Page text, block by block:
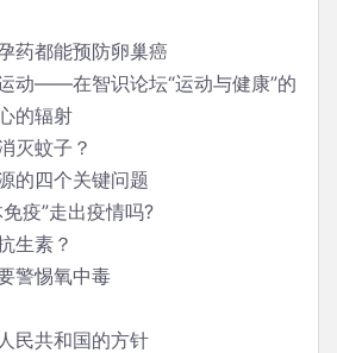
药都能预防卵巢癌
动——在智识论坛“运动与健康”的
的辐射
灭蚊子？
的四个关键问题
疫”走出疫情吗?
生素？
警惕氧中毒
民共和国的方针